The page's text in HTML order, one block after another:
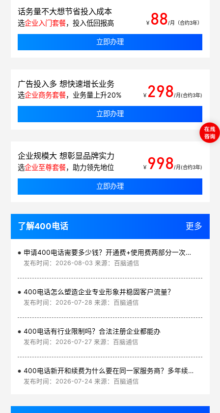
话务量不大想节省投入成本
选企业入门套餐，投入低回报高 ￥ 88/月（合约3年）
立即办理
广告投入多 想快速增长业务
选企业商务套餐，业务量上升20% ￥ 298/月(合约3年)
立即办理
企业规模大 想彰显品牌实力
选企业至尊套餐，助力领先地位 ￥ 998/月(合约3年)
立即办理
了解400电话 更多
申请400电话需要多少钱？开通费+使用费两部分一次讲清
发布时间：2026-08-03 来源：百脑通信
400电话怎么塑造企业专业形象并稳固客户流量？
发布时间：2026-07-28 来源：百脑通信
400电话有行业限制吗？合法注册企业都能办
发布时间：2026-07-27 来源：百脑通信
400电话新开和续费为什么要在同一家服务商？多年续费更划算
发布时间：2026-07-24 来源：百脑通信